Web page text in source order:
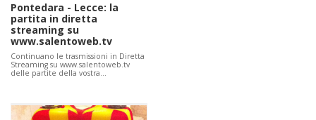
Pontedara - Lecce: la
partita in diretta
streaming su
www.salentoweb.tv
Continuano le trasmissioni in Diretta
Streaming su www.salentoweb.tv
delle partite della vostra…